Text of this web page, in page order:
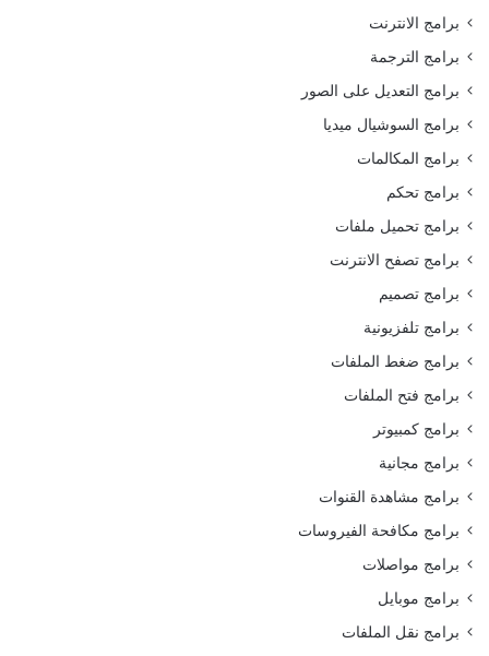
برامج الانترنت
برامج الترجمة
برامج التعديل على الصور
برامج السوشيال ميديا
برامج المكالمات
برامج تحكم
برامج تحميل ملفات
برامج تصفح الانترنت
برامج تصميم
برامج تلفزيونية
برامج ضغط الملفات
برامج فتح الملفات
برامج كمبيوتر
برامج مجانية
برامج مشاهدة القنوات
برامج مكافحة الفيروسات
برامج مواصلات
برامج موبايل
برامج نقل الملفات